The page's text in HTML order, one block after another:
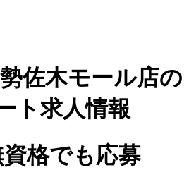
佐木モール店の
ト求人情報
資格でも応募